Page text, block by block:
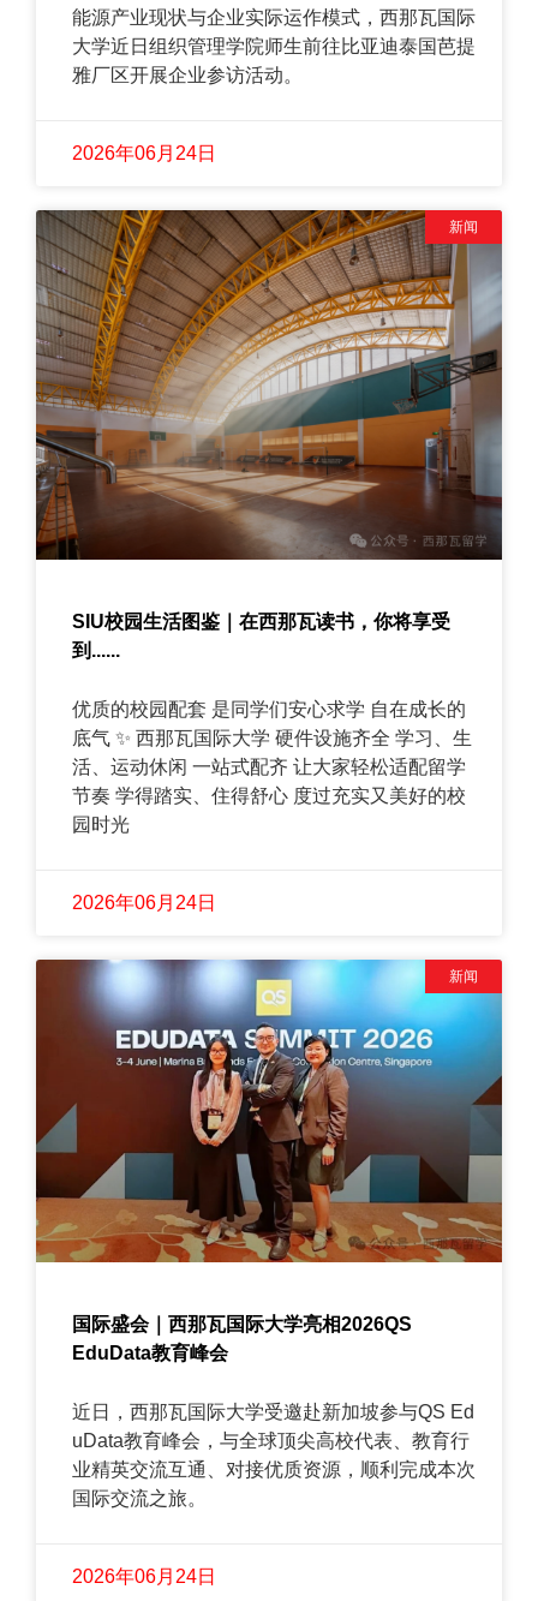
能源产业现状与企业实际运作模式，西那瓦国际
大学近日组织管理学院师生前往比亚迪泰国芭提
雅厂区开展企业参访活动。
2026年06月24日
新闻
SIU校园生活图鉴｜在西那瓦读书，你将享受
到......
优质的校园配套 是同学们安心求学 自在成长的
底气 ✨ 西那瓦国际大学 硬件设施齐全 学习、生
活、运动休闲 一站式配齐 让大家轻松适配留学
节奏 学得踏实、住得舒心 度过充实又美好的校
园时光
2026年06月24日
新闻
国际盛会｜西那瓦国际大学亮相2026QS
EduData教育峰会
近日，西那瓦国际大学受邀赴新加坡参与QS Ed
uData教育峰会，与全球顶尖高校代表、教育行
业精英交流互通、对接优质资源，顺利完成本次
国际交流之旅。
2026年06月24日